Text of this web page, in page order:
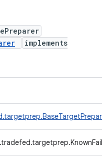
implements